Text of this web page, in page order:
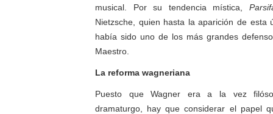
musical. Por su tendencia mística,
Nietzsche, quien hasta la aparición de esta
había sido uno de los más grandes
Maestro.
La reforma wagneriana
Puesto que Wagner era a la vez
dramaturgo, hay que considerar el papel